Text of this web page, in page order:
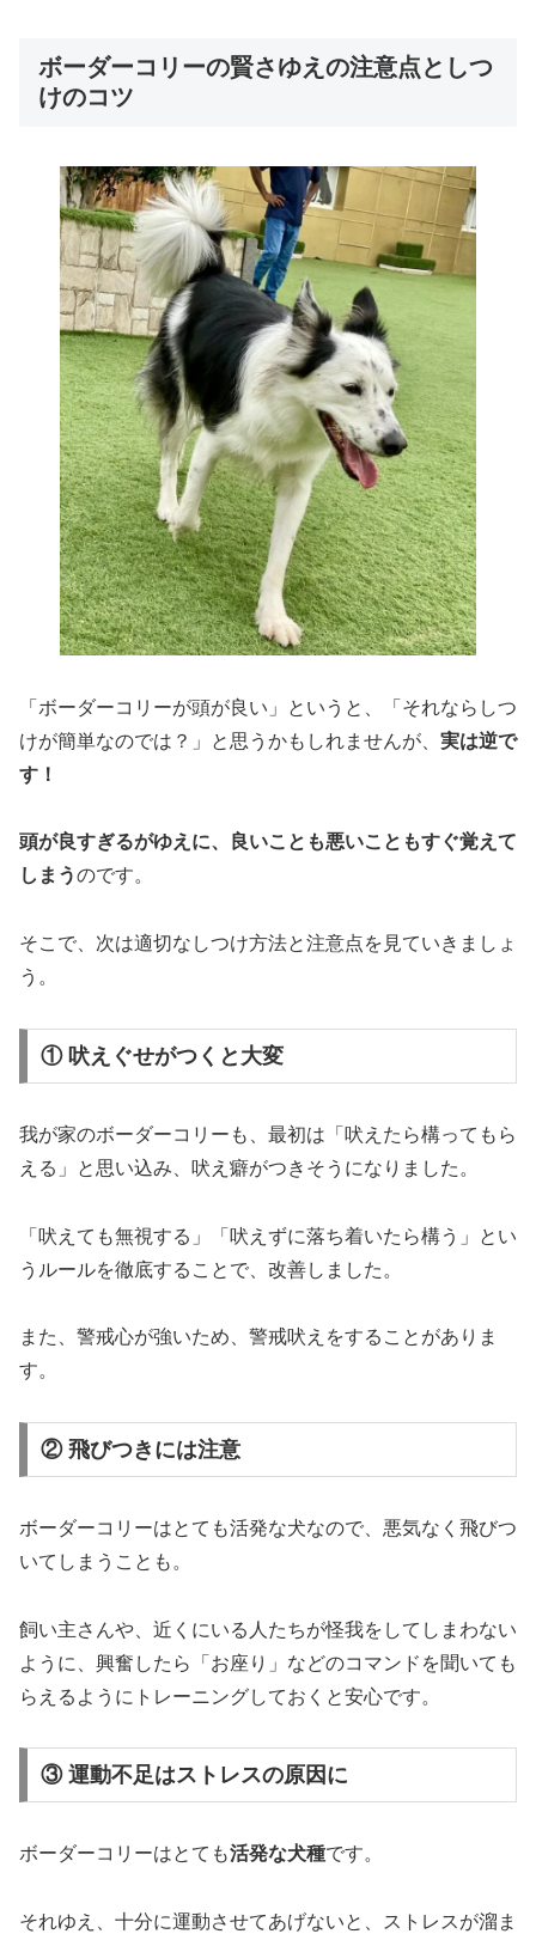
ボーダーコリーの賢さゆえの注意点としつ
けのコツ
「ボーダーコリーが頭が良い」というと、「それならしつ
けが簡単なのでは？」と思うかもしれませんが、 実は逆で
す！
頭が良すぎるがゆえに、良いことも悪いこともすぐ覚えて
しまうのです。
そこで、次は適切なしつけ方法と注意点を見ていきましょ
う。
① 吠えぐせがつくと大変
我が家のボーダーコリーも、最初は「吠えたら構ってもら
える」と思い込み、吠え癖がつきそうになりました。
「吠えても無視する」「吠えずに落ち着いたら構う」とい
うルールを徹底することで、改善しました。
また、警戒心が強いため、警戒吠えをすることがありま
す。
② 飛びつきには注意
ボーダーコリーはとても活発な犬なので、悪気なく飛びつ
いてしまうことも。
飼い主さんや、近くにいる人たちが怪我をしてしまわない
ように、興奮したら「お座り」などのコマンドを聞いても
らえるようにトレーニングしておくと安心です。
③ 運動不足はストレスの原因に
ボーダーコリーはとても活発な犬種です。
それゆえ、十分に運動させてあげないと、ストレスが溜ま